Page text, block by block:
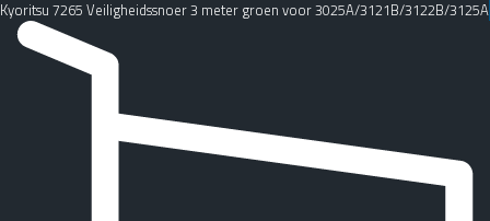
Kyoritsu 7265 Veiligheidssnoer 3 meter groen voor 3025A/3121B/3122B/3125A